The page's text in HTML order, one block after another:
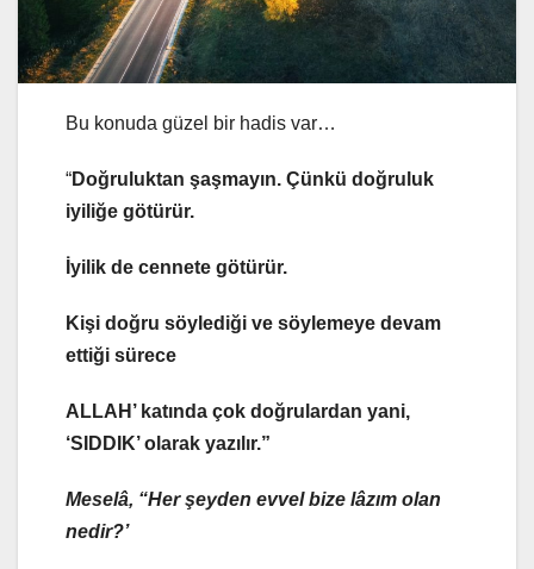
Bu konuda güzel bir hadis var…
“Doğruluktan şaşmayın. Çünkü doğruluk
iyiliğe götürür.
İyilik de cennete götürür.
Kişi doğru söylediği ve söylemeye devam
ettiği sürece
ALLAH’ katında çok doğrulardan yani,
‘SIDDIK’ olarak yazılır.”
Meselâ, “Her şeyden evvel bize lâzım olan
nedir?’